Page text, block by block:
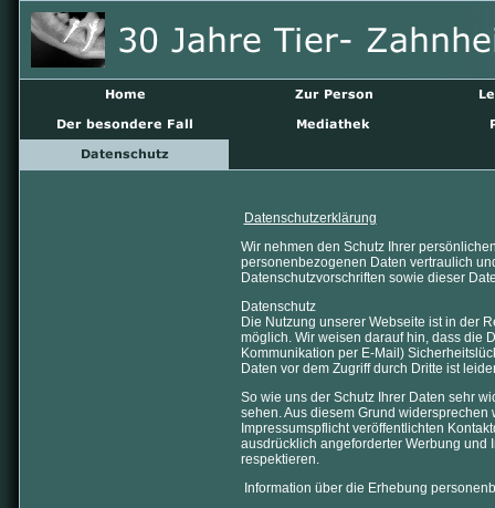
Datenschutzerklärung
Wir nehmen den Schutz Ihrer
personenbezogenen Daten vertraulich
Datenschutzvorschriften sowie dieser
Datenschutz
Die Nutzung unserer Webseite ist in der
möglich. Wir weisen darauf hin, dass die
Kommunikation per E-Mail)
Daten vor dem Zugriff durch Dritte ist
So wie uns der Schutz Ihrer Daten sehr
sehen. Aus diesem Grund
Impressumspflicht veröffentlichten
ausdrücklich angeforderter Werbung und
respektieren.
Information über die Erhebung